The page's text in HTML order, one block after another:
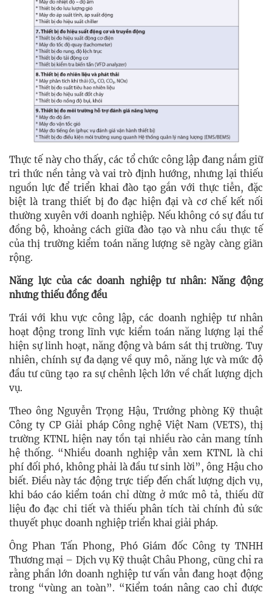
Thực tế này cho thấy, các tổ chức công lập đang nắm giữ
tri thức nền tảng và vai trò định hướng, nhưng lại thiếu
nguồn lực để triển khai đào tạo gắn với thực tiễn, đặc
biệt là trang thiết bị đo đạc hiện đại và cơ chế kết nối
thường xuyên với doanh nghiệp. Nếu không có sự đầu tư
đồng bộ, khoảng cách giữa đào tạo và nhu cầu thực tế
của thị trường kiểm toán năng lượng sẽ ngày càng giãn
rộng.
Năng lực của các doanh nghiệp tư nhân: Năng động
nhưng thiếu đồng đều
Trái với khu vực công lập, các doanh nghiệp tư nhân
hoạt động trong lĩnh vực kiểm toán năng lượng lại thể
hiện sự linh hoạt, năng động và bám sát thị trường. Tuy
nhiên, chính sự đa dạng về quy mô, năng lực và mức độ
đầu tư cũng tạo ra sự chênh lệch lớn về chất lượng dịch
vụ.
Theo ông Nguyễn Trọng Hậu, Trưởng phòng Kỹ thuật
Công ty CP Giải pháp Công nghệ Việt Nam (VETS), thị
trường KTNL hiện nay tồn tại nhiều rào cản mang tính
hệ thống. “Nhiều doanh nghiệp vẫn xem KTNL là chi
phí đối phó, không phải là đầu tư sinh lời”, ông Hậu cho
biết. Điều này tác động trực tiếp đến chất lượng dịch vụ,
khi báo cáo kiểm toán chỉ dừng ở mức mô tả, thiếu dữ
liệu đo đạc chi tiết và thiếu phân tích tài chính đủ sức
thuyết phục doanh nghiệp triển khai giải pháp.
Ông Phan Tấn Phong, Phó Giám đốc Công ty TNHH
Thương mại – Dịch vụ Kỹ thuật Châu Phong, cũng chỉ ra
rằng phần lớn doanh nghiệp tư vấn vẫn đang hoạt động
trong “vùng an toàn”. “Kiểm toán nâng cao chỉ được